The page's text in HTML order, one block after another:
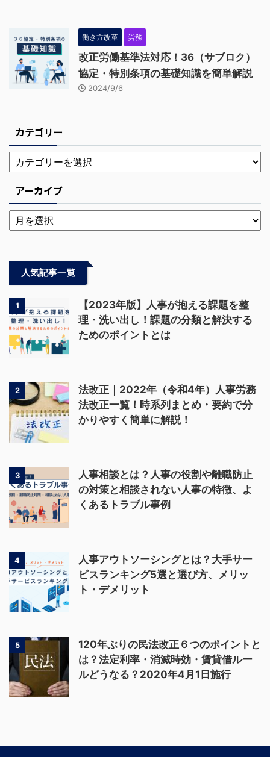
働き方改革 労務
改正労働基準法対応！36（サブロク）
協定・特別条項の基礎知識を簡単解説
2024/9/6
カテゴリー
アーカイブ
人気記事一覧
1
【2023年版】人事が抱える課題を整
理・洗い出し！課題の分類と解決する
ためのポイントとは
2
法改正｜2022年（令和4年）人事労務
法改正一覧！時系列まとめ・要約で分
かりやすく簡単に解説！
3
人事相談とは？人事の役割や離職防止
の対策と相談されない人事の特徴、よ
くあるトラブル事例
4
人事アウトソーシングとは？大手サー
ビスランキング5選と選び方、メリッ
ト・デメリット
5
120年ぶりの民法改正６つのポイントと
は？法定利率・消滅時効・賃貸借ルー
ルどうなる？2020年4月1日施行